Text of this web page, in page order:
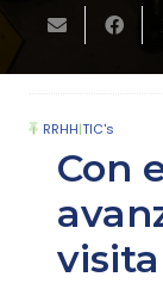
RRHH|TIC's
Con